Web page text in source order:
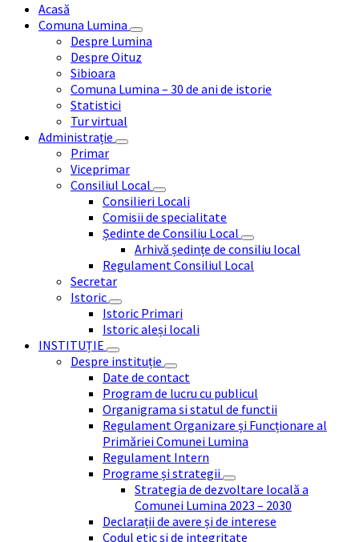
Acasă
Comuna Lumina
Despre Lumina
Despre Oituz
Sibioara
Comuna Lumina – 30 de ani de istorie
Statistici
Tur virtual
Administrație
Primar
Viceprimar
Consiliul Local
Consilieri Locali
Comisii de specialitate
Ședinte de Consiliu Local
Arhivă ședințe de consiliu local
Regulament Consiliul Local
Secretar
Istoric
Istoric Primari
Istoric aleși locali
INSTITUȚIE
Despre instituție
Date de contact
Program de lucru cu publicul
Organigrama si statul de functii
Regulament Organizare și Funcționare al
Primăriei Comunei Lumina
Regulament Intern
Programe și strategii
Strategia de dezvoltare locală a
Comunei Lumina 2023 – 2030
Declarații de avere și de interese
Codul etic și de integritate